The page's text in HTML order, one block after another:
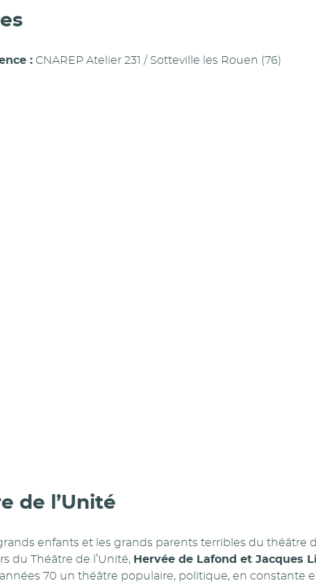
: CNAREP Atelier 231 / Sotteville les Rouen (76)
de l’Unité
enfants et les grands parents terribles du théâtre
du Théâtre de l’Unité, Hervée de Lafond et Jacques
70 un théâtre populaire, politique, en constante